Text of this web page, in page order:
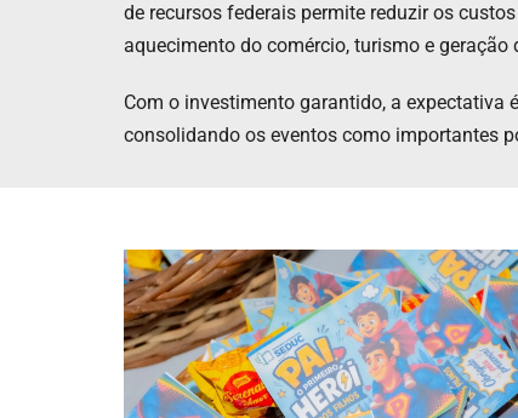
de recursos federais permite reduzir os
aquecimento do comércio, turismo e geração
Com o investimento garantido, a expectativa
consolidando os eventos como importantes